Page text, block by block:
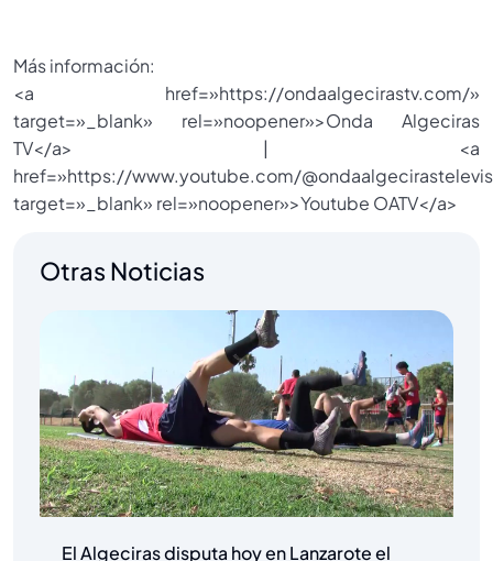
Más información:
<a href=»https://ondaalgecirastv.com/»
target=»_blank» rel=»noopener»>Onda Algeciras
TV</a> | <a
href=»https://www.youtube.com/
target=»_blank» rel=»noopener»>Youtube OATV</a>
Otras Noticias
El Algeciras disputa hoy en Lanzarote el